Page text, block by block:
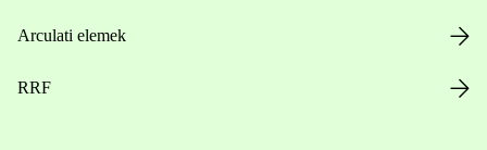
Arculati elemek
RRF